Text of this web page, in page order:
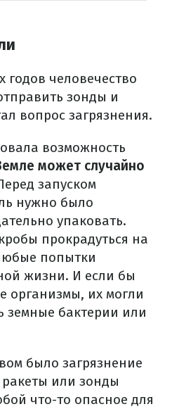
годов человечество
зонды и
вопрос загрязнения.
возможность
может случайно
запуском
нужно было
упаковать.
прокрадуться на
попытки
жизни. И если бы
организмы, их могли
земные бактерии или
было загрязнение
или зонды
что-то опасное для